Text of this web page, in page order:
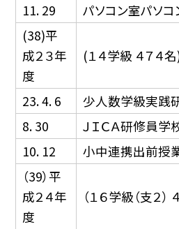
11. 29
パソコン室パソ
(38)平
成２３年
度
(１４学級 ４７４
23. 4. 6
少人数学級実践
8. 30
ＪＩＣＡ研修員学
10. 12
小中連携出前授
（39）平
成２４年
度
（１６学級（支２）